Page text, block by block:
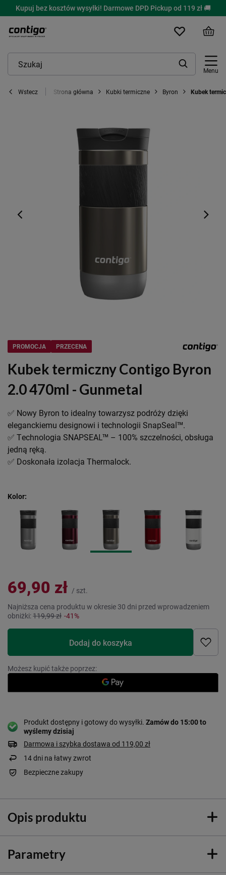
Kupuj bez kosztów wysyłki! Darmowe DPD Pickup od 119 zł 🚚
Menu
Wstecz Strona główna Kubki termiczne Byron Kubek
PROMOCJA PRZECENA
Kubek termiczny Contigo Byron
2.0 470ml - Gunmetal
✅ Nowy Byron to idealny towarzysz podróży dzięki
eleganckiemu designowi i technologii SnapSeal™.
✅ Technologia SNAPSEAL™ – 100% szczelności, obsługa
jedną ręką.
✅ Doskonała izolacja Thermalock.
Kolor
69,90 zł / szt.
Najniższa cena produktu w okresie 30 dni przed wprowadzeniem
obniżki:119,99 zł -41%
Dodaj do koszyka
Możesz kupić także poprzez:
Produkt dostępny i gotowy do wysyłki Zamów do 15:00 to
wyślemy dzisiaj
Darmowa i szybka dostawa od 119,00 zł
14dni na łatwy zwrot
Bezpieczne zakupy
Opis produktu
Parametry